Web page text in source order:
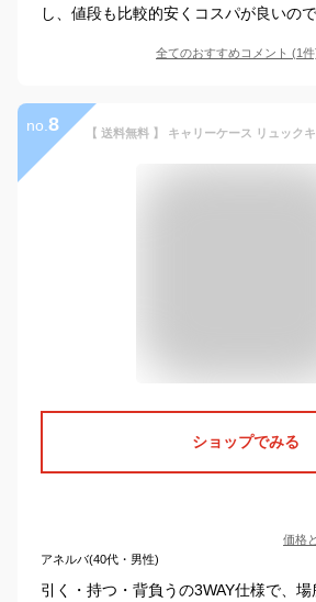
し、値段も比較的安くコスパが良いの
全てのおすすめコメント (1件
no. 8
ショップでみる
価格
アネルバ(40代・男性)
引く・持つ・背負うの3WAY仕様で、